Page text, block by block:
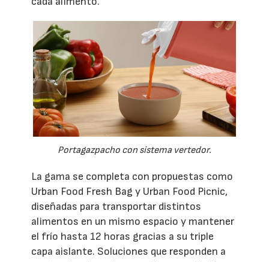
Portagazpacho con sistema vertedor.
La gama se completa con propuestas como
Urban Food Fresh Bag y Urban Food Picnic,
diseñadas para transportar distintos
alimentos en un mismo espacio y mantener
el frío hasta 12 horas gracias a su triple
capa aislante. Soluciones que responden a